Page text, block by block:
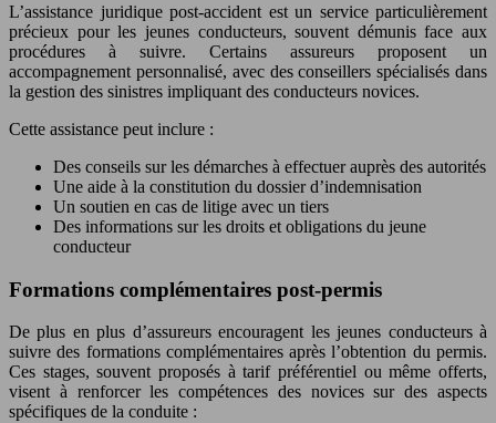
L’assistance juridique post-accident est un service particulièrement
précieux pour les jeunes conducteurs, souvent démunis face aux
procédures à suivre. Certains assureurs proposent un
accompagnement personnalisé, avec des conseillers spécialisés dans
la gestion des sinistres impliquant des conducteurs novices.
Cette assistance peut inclure :
Des conseils sur les démarches à effectuer auprès des autorités
Une aide à la constitution du dossier d’indemnisation
Un soutien en cas de litige avec un tiers
Des informations sur les droits et obligations du jeune
conducteur
Formations complémentaires post-permis
De plus en plus d’assureurs encouragent les jeunes conducteurs à
suivre des formations complémentaires après l’obtention du permis.
Ces stages, souvent proposés à tarif préférentiel ou même offerts,
visent à renforcer les compétences des novices sur des aspects
spécifiques de la conduite :